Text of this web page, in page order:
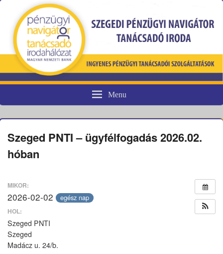
Pénzügyi fogyasztóvédelem
Menu
Szeged PNTI – ügyfélfogadás 2026.02.
hóban
MIKOR:
2026-02-02 egész nap
HOL:
Szeged PNTI
Szeged
Madácz u. 24/b.